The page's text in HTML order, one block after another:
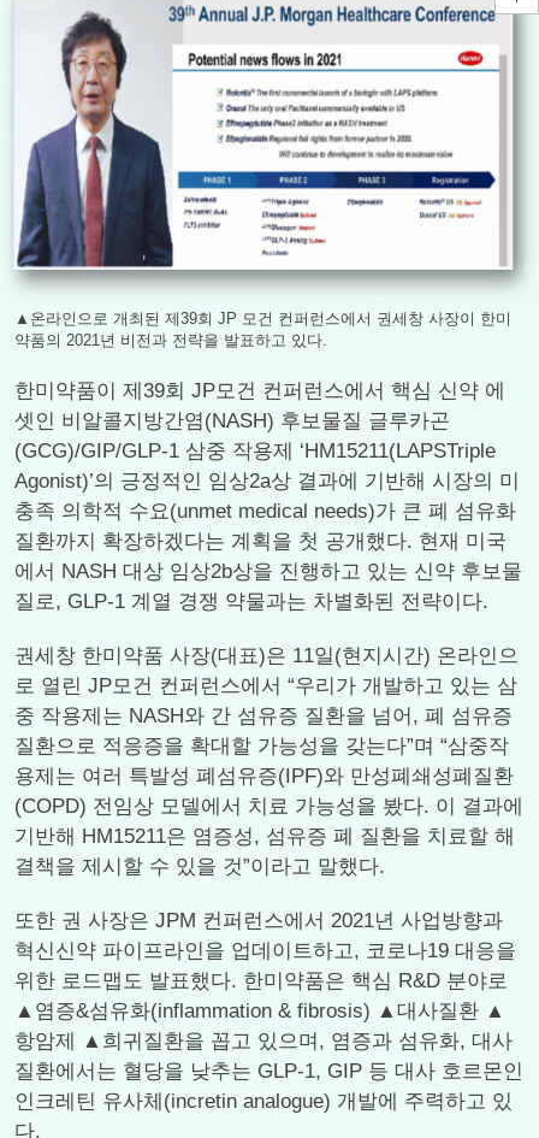
▲온라인으로 개최된 제39회 JP 모건 컨퍼런스에서 권세창 사장이 한미
약품의 2021년 비전과 전략을 발표하고 있다.
한미약품이 제39회 JP모건 컨퍼런스에서 핵심 신약 에
셋인 비알콜지방간염(NASH) 후보물질 글루카곤
(GCG)/GIP/GLP-1 삼중 작용제 ‘HM15211(LAPSTriple
Agonist)’의 긍정적인 임상2a상 결과에 기반해 시장의 미
충족 의학적 수요(unmet medical needs)가 큰 폐 섬유화
질환까지 확장하겠다는 계획을 첫 공개했다. 현재 미국
에서 NASH 대상 임상2b상을 진행하고 있는 신약 후보물
질로, GLP-1 계열 경쟁 약물과는 차별화된 전략이다.
권세창 한미약품 사장(대표)은 11일(현지시간) 온라인으
로 열린 JP모건 컨퍼런스에서 “우리가 개발하고 있는 삼
중 작용제는 NASH와 간 섬유증 질환을 넘어, 폐 섬유증
질환으로 적응증을 확대할 가능성을 갖는다”며 “삼중작
용제는 여러 특발성 폐섬유증(IPF)와 만성폐쇄성폐질환
(COPD) 전임상 모델에서 치료 가능성을 봤다. 이 결과에
기반해 HM15211은 염증성, 섬유증 폐 질환을 치료할 해
결책을 제시할 수 있을 것”이라고 말했다.
또한 권 사장은 JPM 컨퍼런스에서 2021년 사업방향과
혁신신약 파이프라인을 업데이트하고, 코로나19 대응을
위한 로드맵도 발표했다. 한미약품은 핵심 R&D 분야로
▲염증&섬유화(inflammation & fibrosis) ▲대사질환 ▲
항암제 ▲희귀질환을 꼽고 있으며, 염증과 섬유화, 대사
질환에서는 혈당을 낮추는 GLP-1, GIP 등 대사 호르몬인
인크레틴 유사체(incretin analogue) 개발에 주력하고 있
다.